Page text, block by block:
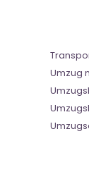
Umzug